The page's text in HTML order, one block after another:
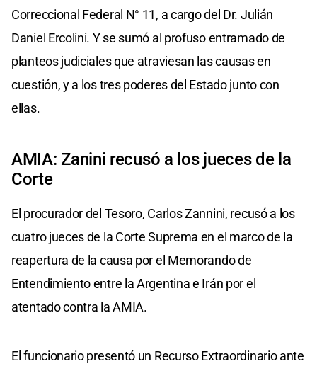
Correccional Federal N° 11, a cargo del Dr. Julián
Daniel Ercolini. Y se sumó al profuso entramado de
planteos judiciales que atraviesan las causas en
cuestión, y a los tres poderes del Estado junto con
ellas.
AMIA: Zanini recusó a los jueces de la
Corte
El procurador del Tesoro, Carlos Zannini, recusó a los
cuatro jueces de la Corte Suprema en el marco de la
reapertura de la causa por el Memorando de
Entendimiento entre la Argentina e Irán por el
atentado contra la AMIA.
El funcionario presentó un Recurso Extraordinario ante